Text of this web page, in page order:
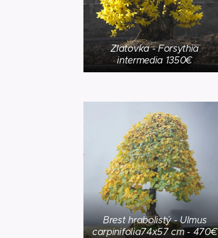
Zlatovka - Forsythia
intermedia 1350€
Brest hrabolistý - Ulmus
carpinifolia74x57 cm - 470€